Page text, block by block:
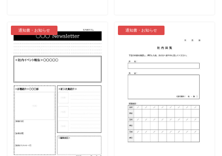
通知書・お知らせ 通知書・お知らせ